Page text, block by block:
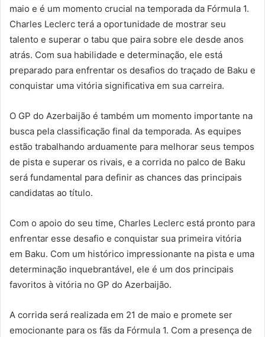
maio e é um momento crucial na temporada da Fórmula 1.
Charles Leclerc terá a oportunidade de mostrar seu
talento e superar o tabu que paira sobre ele desde anos
atrás. Com sua habilidade e determinação, ele está
preparado para enfrentar os desafios do traçado de Baku e
conquistar uma vitória significativa em sua carreira.
O GP do Azerbaijão é também um momento importante na
busca pela classificação final da temporada. As equipes
estão trabalhando arduamente para melhorar seus tempos
de pista e superar os rivais, e a corrida no palco de Baku
será fundamental para definir as chances das principais
candidatas ao título.
Com o apoio do seu time, Charles Leclerc está pronto para
enfrentar esse desafio e conquistar sua primeira vitória
em Baku. Com um histórico impressionante na pista e uma
determinação inquebrantável, ele é um dos principais
favoritos à vitória no GP do Azerbaijão.
A corrida será realizada em 21 de maio e promete ser
emocionante para os fãs da Fórmula 1. Com a presença de